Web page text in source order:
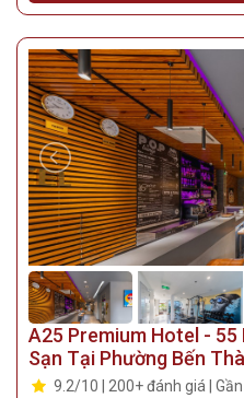
A25 Premium Hotel - 55
Sạn Tại Phường Bến
9.2/10 | 200+ đánh giá |